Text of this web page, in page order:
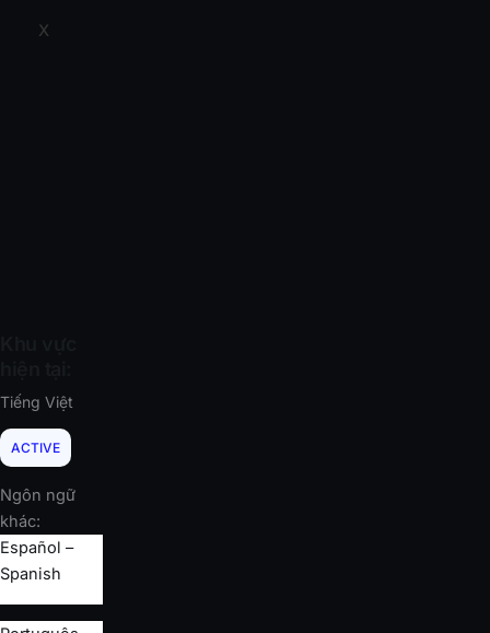
X
Tiếng Việt
ACTIVE
Ngôn ngữ
khác:
Español –
Spanish